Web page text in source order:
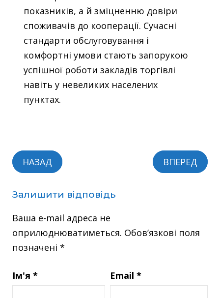
показників, а й зміцненню довіри
споживачів до кооперації. Сучасні
стандарти обслуговування і
комфортні умови стають запорукою
успішної роботи закладів торгівлі
навіть у невеликих населених
пунктах.
НАЗАД ВПЕРЕД
Залишити відповідь
Ваша e-mail адреса не
оприлюднюватиметься. Обов’язкові поля
позначені *
Ім'я * Email *